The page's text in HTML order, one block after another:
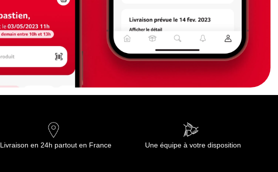
Livraison en 24h partout en France Une équipe à votre disposition